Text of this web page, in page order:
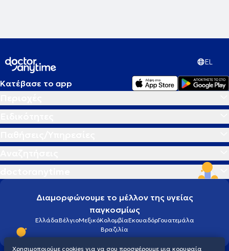
EL
Κατέβασε το app
Διαμορφώνουμε το μέλλον της υγείας
παγκοσμίως
ΕλλάδαΒέλγιοΜεξικόΚολομβίαΕκουαδόρΓουατεμάλα
Βραζιλία
Χρησιμοποιούμε cookies για να σου προσφέρουμε μια κορυφαία